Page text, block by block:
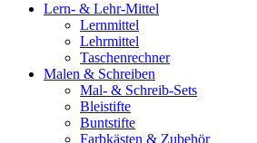
Lern- & Lehr-Mittel
Lernmittel
Lehrmittel
Taschenrechner
Malen & Schreiben
Mal- & Schreib-Sets
Bleistifte
Buntstifte
Farbkästen & Zubehör